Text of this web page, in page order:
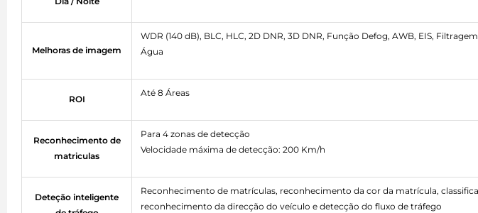
Melhoras de imagem
WDR (140 dB), BLC, HLC, 2D DNR, 3D DNR, Função Defog, AWB, EIS,
Água
ROI
Até 8 Áreas
Reconhecimento de
matriculas
Para 4 zonas de detecção
Velocidade máxima de detecção: 200 Km/h
Deteção inteligente
Reconhecimento de matrículas, reconhecimento da cor da matrícula,
reconhecimento da direcção do veículo e detecção do fluxo de tráfego